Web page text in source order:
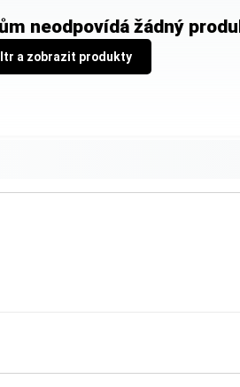
neodpovídá žádný
a zobrazit produkty